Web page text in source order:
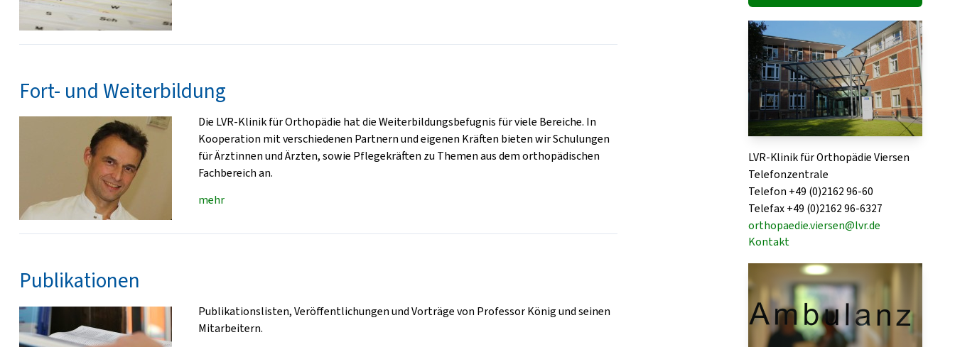
Fort- und Weiterbildung
Die LVR-Klinik für Orthopädie hat die Weiterbildungsbefugnis für viele Bereiche. In
Kooperation mit verschiedenen Partnern und eigenen Kräften bieten wir Schulungen
für Ärztinnen und Ärzten, sowie Pflegekräften zu Themen aus dem orthopädischen
Fachbereich an.
mehr
Publikationen
Publikationslisten, Veröffentlichungen und Vorträge von Professor König und seinen
Mitarbeitern.
LVR-Klinik für Orthopädie Viersen
Telefonzentrale
Telefon +49 (0)2162 96-60
Telefax +49 (0)2162 96-6327
orthopaedie.viersen@lvr.de
Kontakt